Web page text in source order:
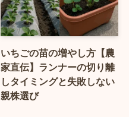
いちごの苗の増やし方【農
家直伝】ランナーの切り離
しタイミングと失敗しない
親株選び